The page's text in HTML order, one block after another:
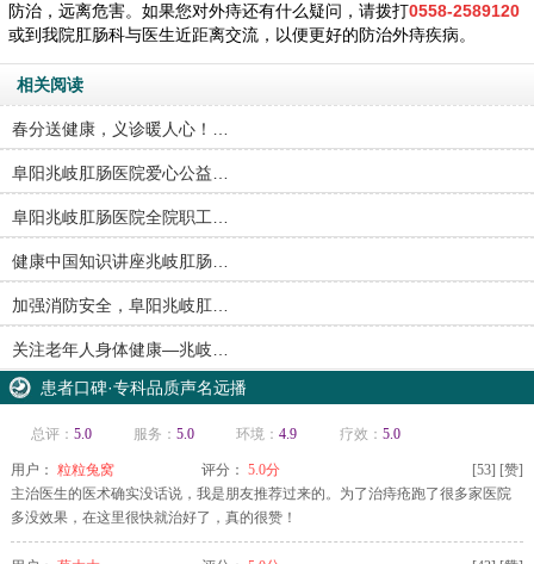
防治，远离危害。如果您对外痔还有什么疑问，请拨打0558-2589120
或到我院肛肠科与医生近距离交流，以便更好的防治外痔疾病。
相关阅读
春分送健康，义诊暖人心！…
阜阳兆岐肛肠医院爱心公益…
阜阳兆岐肛肠医院全院职工…
健康中国知识讲座兆岐肛肠…
加强消防安全，阜阳兆岐肛…
关注老年人身体健康—兆岐…
患者口碑·专科品质声名远播
总评：5.0 服务：5.0 环境：4.9 疗效： 5.0
用户： 粒粒兔窝 评分： 5.0分 [53] [赞]
主治医生的医术确实没话说，我是朋友推荐过来的。为了治痔疮跑了很多家医院
多没效果，在这里很快就治好了，真的很赞！